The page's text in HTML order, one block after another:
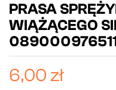
PRASA
WIĄŻĄCEGO
6,00 zł